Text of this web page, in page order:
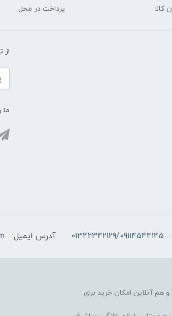
کالا پرداخت در محل
از
ما
01342342129/09114544145 آدرس ایمیل:
و هم آنلاین امکان خرید برای